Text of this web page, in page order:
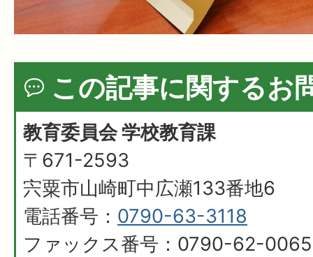
この記事に関するお
教育委員会 学校教育課
〒671-2593
宍粟市山崎町中広瀬133番地6
電話番号： 0790-63-3118
ファックス番号：0790-62-0065